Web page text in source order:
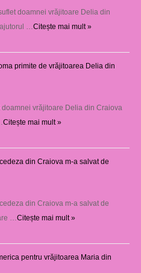
doamnei vrăjitoare Delia din
… Citește mai mult »
primite de vrăjitoarea Delia din
doamnei vrăjitoare Delia din Craiova
Citește mai mult »
din Craiova m-a salvat de
din Craiova m-a salvat de
… Citește mai mult »
pentru vrăjitoarea Maria din